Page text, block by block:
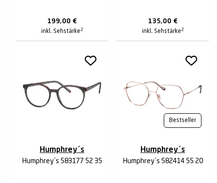
199,00 €
inkl. Sehstärke 2
135,00 €
inkl. Sehstärke 2
Humphrey´s
Humphrey´s 583177 52 35
Bestseller
Humphrey´s
Humphrey´s 582414 55 20